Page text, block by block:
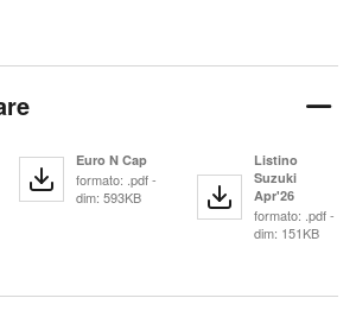
Euro N Cap
formato: .pdf -
dim: 593KB
Listino
Suzuki
Apr'26
formato: .pdf -
dim: 151KB